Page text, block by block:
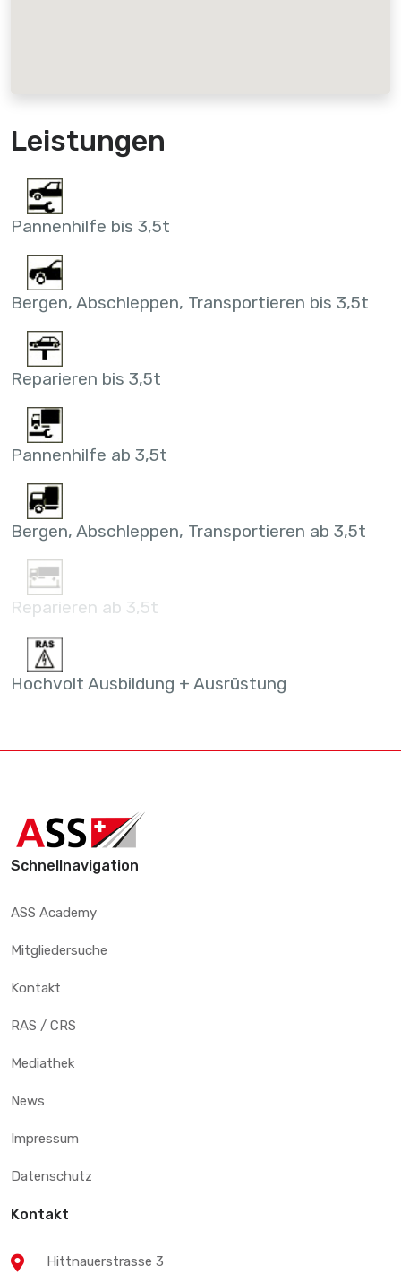
Leistungen
Pannenhilfe bis 3,5t
Bergen, Abschleppen, Transportieren bis 3,5t
Reparieren bis 3,5t
Pannenhilfe ab 3,5t
Bergen, Abschleppen, Transportieren ab 3,5t
Reparieren ab 3,5t
Hochvolt Ausbildung + Ausrüstung
Schnellnavigation
ASS Academy
Mitgliedersuche
Kontakt
RAS / CRS
Mediathek
News
Impressum
Datenschutz
Kontakt
Hittnauerstrasse 3